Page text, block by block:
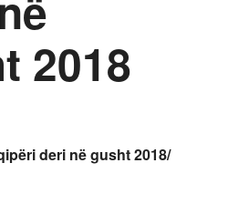
2018
deri në gusht 2018/